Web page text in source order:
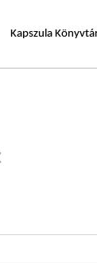
Kapszula